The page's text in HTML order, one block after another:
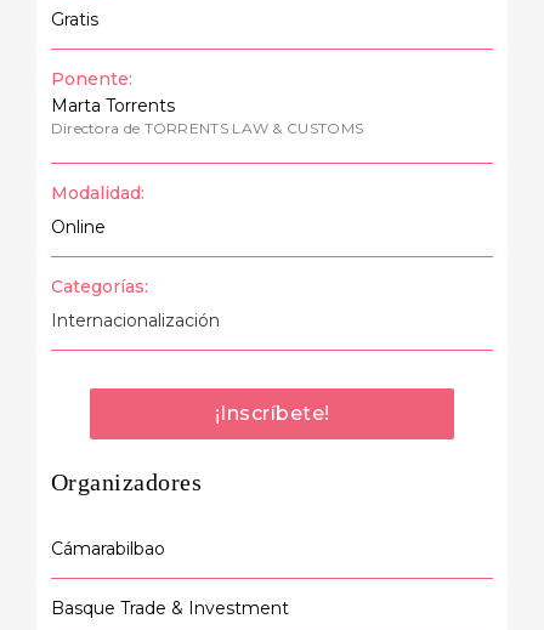
Gratis
Ponente:
Marta Torrents
Directora de TORRENTS LAW & CUSTOMS
Modalidad:
Online
Categorías:
Internacionalización
¡Inscríbete!
Organizadores
Cámarabilbao
Basque Trade & Investment